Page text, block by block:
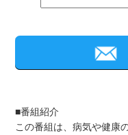
■番組紹介
この番組は、病気や健康